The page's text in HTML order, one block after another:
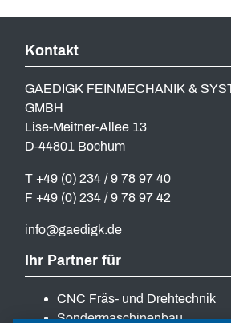
Kontakt
GAEDIGK FEINMECHANIK &
GMBH
Lise-Meitner-Allee 13
D-44801 Bochum
T +49 (0) 234 / 9 78 97 40
F +49 (0) 234 / 9 78 97 42
info gaedigk de
Ihr Partner für
CNC Fräs- und Drehtechnik
Sondermaschinenbau